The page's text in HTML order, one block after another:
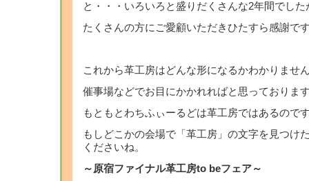
と・・・いろいろと盛りだくさんな2年間でした
たくさんの方にご愛顧いただきひたすら感謝で
これから革工房はどんな形になるかわかりませ
催事場などでお目にかかれればと思っておりま
もともとわちふぃーるどは革工房ではあるので
もしどこかの会場で「革工房」の文字を見つけ
くださいね。
～原宿ファイナル革工房to beフェア～